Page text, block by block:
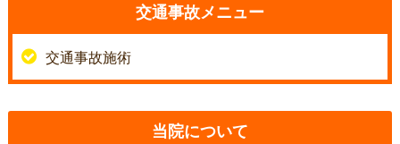
交通事故メニュー
交通事故施術
当院について